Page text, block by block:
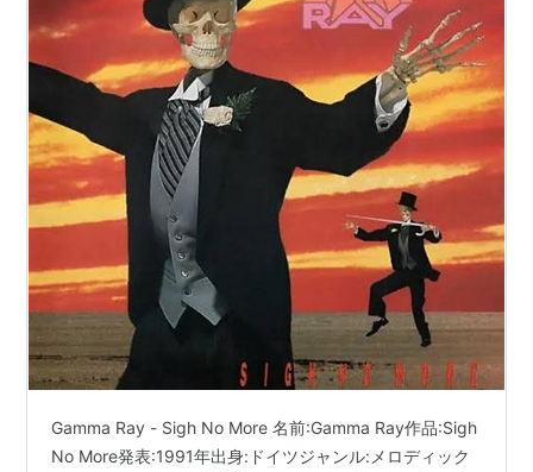
Gamma Ray - Sigh No More 名前:Gamma Ray作品:Sigh
No More発表:1991年出身:ドイツジャンル:メロディック